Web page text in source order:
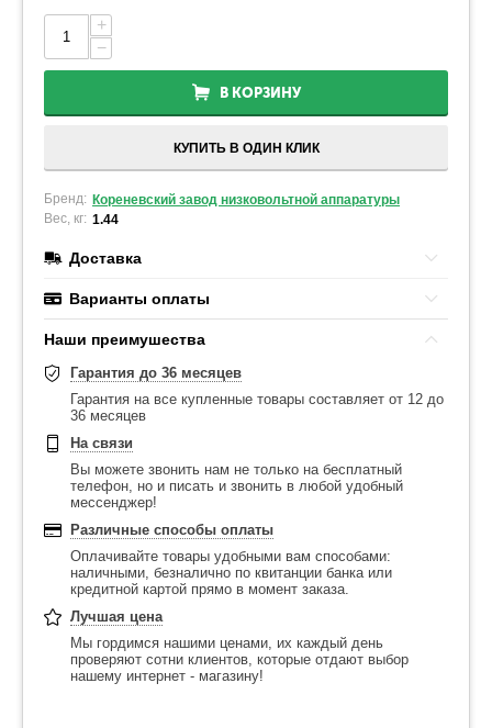
+
−
В КОРЗИНУ
КУПИТЬ В ОДИН КЛИК
Бренд: Кореневский завод низковольтной аппаратуры
Вес, кг: 1.44
Доставка
Варианты оплаты
Наши преимушества
Гарантия до 36 месяцев
Гарантия на все купленные товары составляет от 12 до
36 месяцев
На связи
Вы можете звонить нам не только на бесплатный
телефон, но и писать и звонить в любой удобный
мессенджер!
Различные способы оплаты
Оплачивайте товары удобными вам способами:
наличными, безналично по квитанции банка или
кредитной картой прямо в момент заказа.
Лучшая цена
Мы гордимся нашими ценами, их каждый день
проверяют сотни клиентов, которые отдают выбор
нашему интернет - магазину!